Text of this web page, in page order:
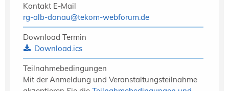
Kontakt E-Mail
rg-alb-donau@tekom-webforum.de
Download Termin
Download.ics
Teilnahmebedingungen
Mit der Anmeldung und Veranstaltungsteilnahme